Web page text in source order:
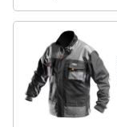
Gioielli
Anelli
Orecchini